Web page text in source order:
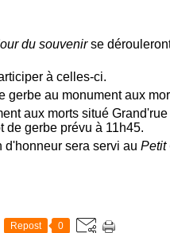
du souvenirse
à celles-ci.
gerbe au monument aux
aux morts situé
gerbe prévu à 11h45.
d'honneur sera servi au Petit
Repost 0